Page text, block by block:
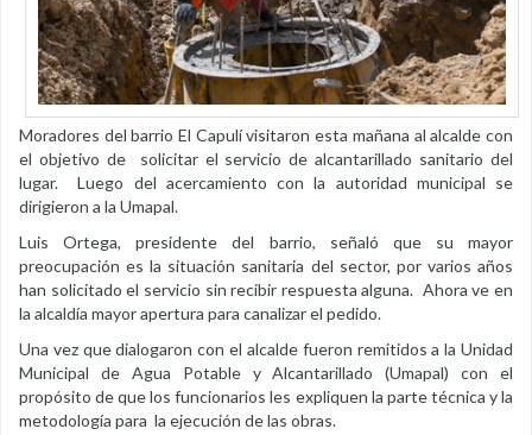
Moradores del barrio El Capulí visitaron esta mañana al alcalde con
el objetivo de solicitar el servicio de alcantarillado sanitario del
lugar. Luego del acercamiento con la autoridad municipal se
dirigieron a la Umapal.
Luis Ortega, presidente del barrio, señaló que su mayor
preocupación es la situación sanitaria del sector, por varios años
han solicitado el servicio sin recibir respuesta alguna. Ahora ve en
la alcaldía mayor apertura para canalizar el pedido.
Una vez que dialogaron con el alcalde fueron remitidos a la Unidad
Municipal de Agua Potable y Alcantarillado (Umapal) con el
propósito de que los funcionarios les expliquen la parte técnica y la
metodología para la ejecución de las obras.